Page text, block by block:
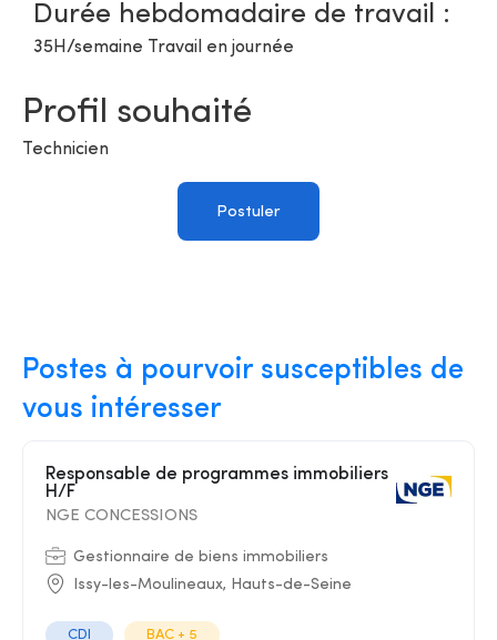
Durée hebdomadaire de travail :
35H/semaine Travail en journée
Profil souhaité
Technicien
Postuler
Postes à pourvoir susceptibles de
vous intéresser
Responsable de programmes immobiliers
H/F
NGE CONCESSIONS
Gestionnaire de biens immobiliers
Issy-les-Moulineaux, Hauts-de-Seine
CDI BAC + 5